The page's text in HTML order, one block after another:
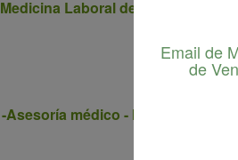
Medicina Laboral de Venezuela C.A.
-Asesoría médico - legal en
Email de
de